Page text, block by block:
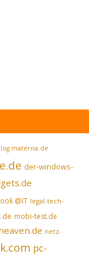
der-windows-
@IT legal-tech-
mobi-test.de
netz-
pc-